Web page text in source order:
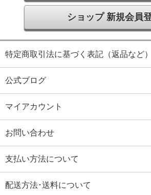
ショップ 新規会員
特定商取引法に基づく表記（返品など）
公式ブログ
マイアカウント
お問い合わせ
支払い方法について
配送方法･送料について